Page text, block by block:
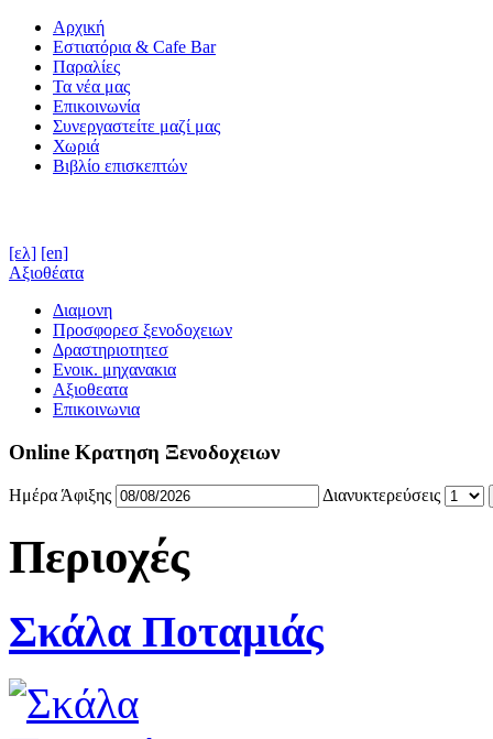
Αρχική
Εστιατόρια & Cafe Bar
Παραλίες
Τα νέα μας
Επικοινωνία
Συνεργαστείτε μαζί μας
Χωριά
Βιβλίο επισκεπτών
[ελ] [en]
Αξιοθέατα
Διαμονη
Προσφορεσ ξενοδοχειων
Δραστηριοτητεσ
Ενοικ. μηχανακια
Αξιοθεατα
Επικοινωνια
Online Κρατηση Ξενοδοχειων
Ημέρα Άφιξης Διανυκτερεύσεις
Περιοχές
Σκάλα Ποταμιάς